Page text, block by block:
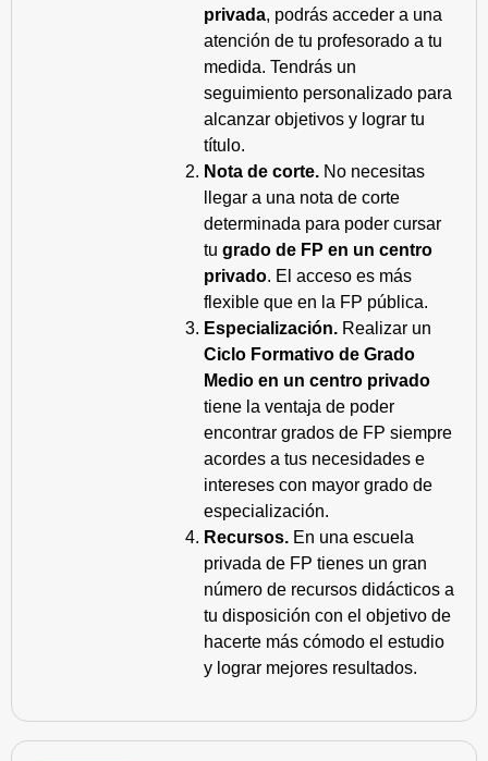
privada, podrás acceder a una
atención de tu profesorado a tu
medida. Tendrás un
seguimiento personalizado para
alcanzar objetivos y lograr tu
título.
Nota de corte. No necesitas
llegar a una nota de corte
determinada para poder cursar
tu grado de FP en un centro
privado. El acceso es más
flexible que en la FP pública.
Especialización. Realizar un
Ciclo Formativo de Grado
Medio en un centro privado
tiene la ventaja de poder
encontrar grados de FP siempre
acordes a tus necesidades e
intereses con mayor grado de
especialización.
Recursos. En una escuela
privada de FP tienes un gran
número de recursos didácticos a
tu disposición con el objetivo de
hacerte más cómodo el estudio
y lograr mejores resultados.